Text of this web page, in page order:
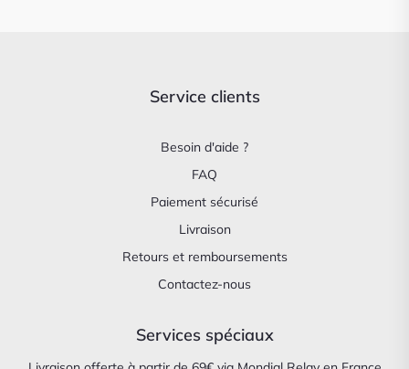
Service clients
Besoin d'aide ?
FAQ
Paiement sécurisé
Livraison
Retours et remboursements
Contactez-nous
Services spéciaux